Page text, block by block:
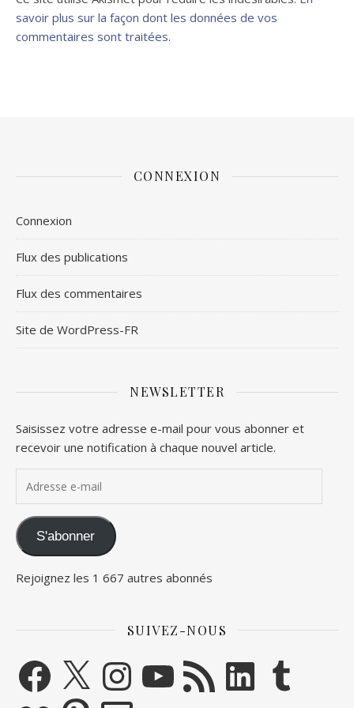
savoir plus sur la façon dont les données de vos
commentaires sont traitées.
CONNEXION
Connexion
Flux des publications
Flux des commentaires
Site de WordPress-FR
NEWSLETTER
Saisissez votre adresse e-mail pour vous abonner et
recevoir une notification à chaque nouvel article.
S'abonner
Rejoignez les 1 667 autres abonnés
SUIVEZ-NOUS
Facebook
X InstagramYouTubeFlux RSSLinkedIn Tumblr
PinterestE-mail